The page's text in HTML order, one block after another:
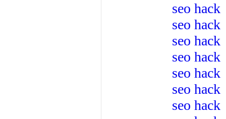
seo hack
seo hack
seo hack
seo hack
seo hack
seo hack
seo hack